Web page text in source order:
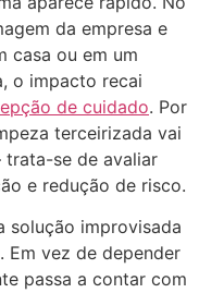
da empresa e
casa ou em um
o impacto recai
de cuidado. Por
terceirizada vai
trata-se de avaliar
e redução de risco.
solução improvisada
Em vez de depender
passa a contar com